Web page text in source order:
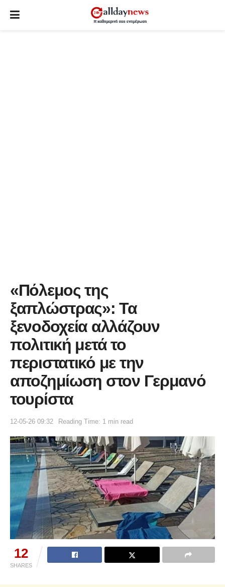
«Πόλεμος της
ξαπλώστρας»: Τα
ξενοδοχεία αλλάζουν
πολιτική μετά το
περιστατικό με την
αποζημίωση στον Γερμανό
τουρίστα
12-05-26 09:32 Reading Time: 1 min read
12
SHARES